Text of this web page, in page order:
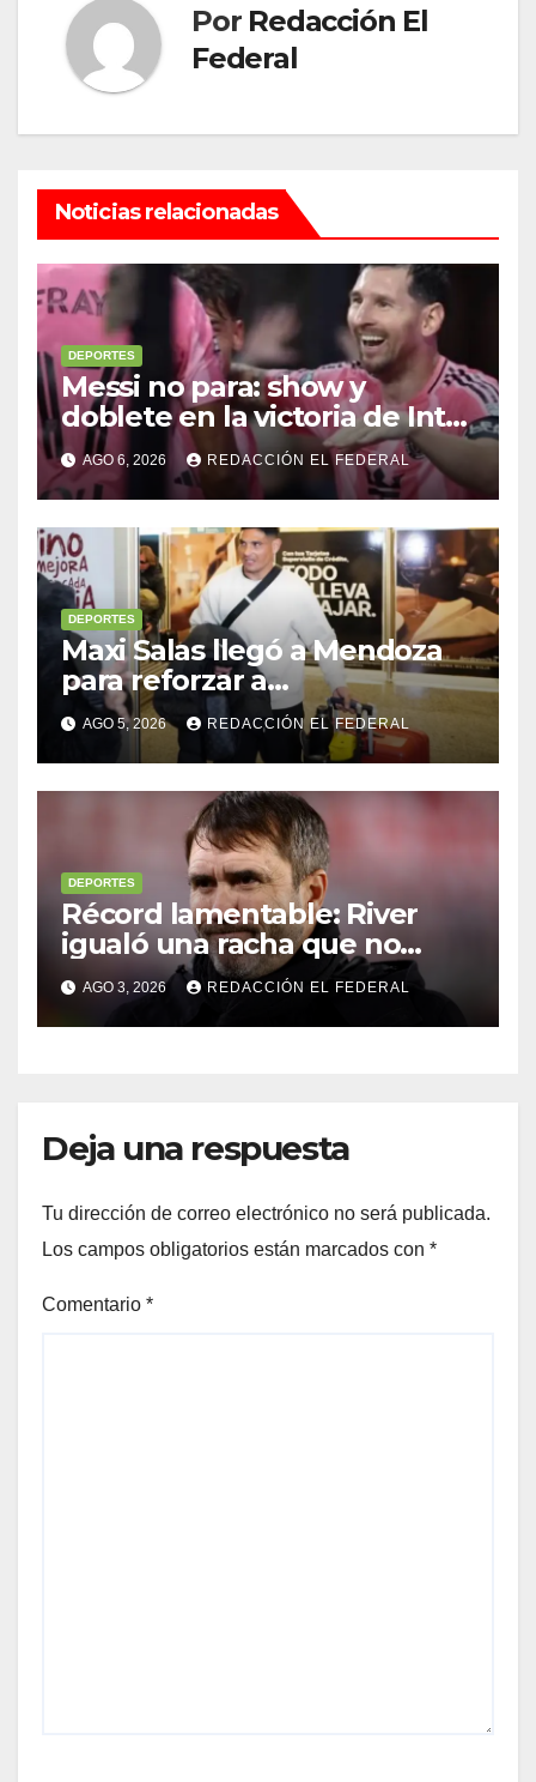
Por Redacción El
Federal
Noticias relacionadas
DEPORTES
Messi no para: show y
doblete en la victoria de Inter
Miami
AGO 6, 2026 REDACCIÓN EL FEDERAL
DEPORTES
Maxi Salas llegó a Mendoza
para reforzar a
Independiente Rivadavia
AGO 5, 2026 REDACCIÓN EL FEDERAL
DEPORTES
Récord lamentable: River
igualó una racha que no
sufría desde 1911: ¿Coudet
debe irse?
AGO 3, 2026 REDACCIÓN EL FEDERAL
Deja una respuesta
Tu dirección de correo electrónico no será publicada.
Los campos obligatorios están marcados con *
Comentario *